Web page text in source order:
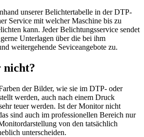
unserer Belichtertabelle in der DTP-
Service mit welcher Maschine bis zu
kann. Jeder Belichtungsservice sendet
Unterlagen über die bei ihm
weitergehende Seviceangebote zu.
nicht?
der Bilder, wie sie im DTP- oder
werden, auch nach einem Druck
teuer werden. Ist der Monitor nicht
sind auch im professionellen Bereich nur
von den tatsächlich
unterscheiden.